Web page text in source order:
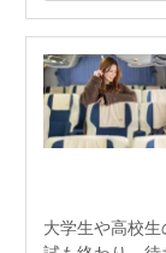
大学生や高校